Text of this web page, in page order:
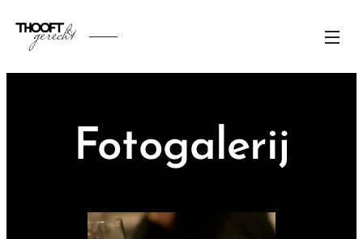
Fotogalerij